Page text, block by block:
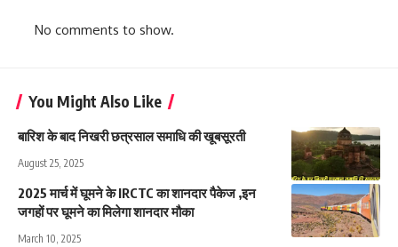
No comments to show.
You Might Also Like
बारिश के बाद निखरी छत्रसाल समाधि की खूबसूरती
August 25, 2025
2025 मार्च में घूमने के IRCTC का शानदार पैकेज ,इन
जगहों पर घूमने का मिलेगा शानदार मौका
March 10, 2025